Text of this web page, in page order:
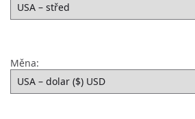
Měna: